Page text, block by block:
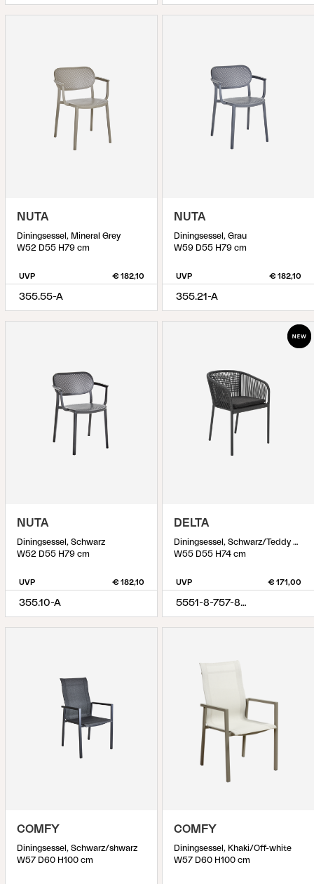
NUTA
Diningsessel, Mineral Grey
W52 D55 H79 cm
UVP € 182,10
355.55-A
NUTA
Diningsessel, Grau
W59 D55 H79 cm
UVP € 182,10
355.21-A
NUTA
Diningsessel, Schwarz
W52 D55 H79 cm
UVP € 182,10
355.10-A
DELTA
Diningsessel, Schwarz/Teddy Black
W55 D55 H74 cm
UVP € 171,00
5551-8-757-888
COMFY
Diningsessel, Schwarz/shwarz
W57 D60 H100 cm
COMFY
Diningsessel, Khaki/Off-white
W57 D60 H100 cm